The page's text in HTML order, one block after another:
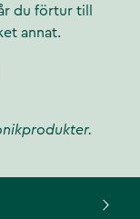
du förtur till
annat.